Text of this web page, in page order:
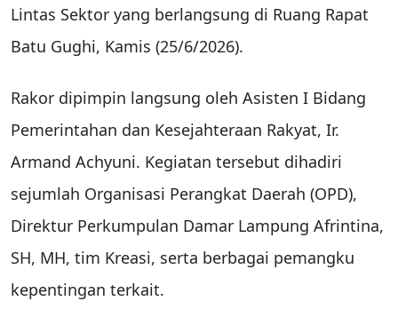
Lintas Sektor yang berlangsung di Ruang Rapat
Batu Gughi, Kamis (25/6/2026).
Rakor dipimpin langsung oleh Asisten I Bidang
Pemerintahan dan Kesejahteraan Rakyat, Ir.
Armand Achyuni. Kegiatan tersebut dihadiri
sejumlah Organisasi Perangkat Daerah (OPD),
Direktur Perkumpulan Damar Lampung Afrintina,
SH, MH, tim Kreasi, serta berbagai pemangku
kepentingan terkait.